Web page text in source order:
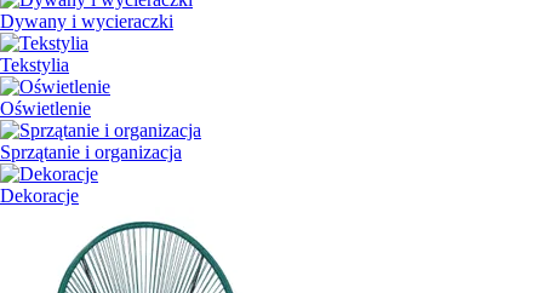
Dywany i wycieraczki
Tekstylia
Oświetlenie
Sprzątanie i organizacja
Dekoracje